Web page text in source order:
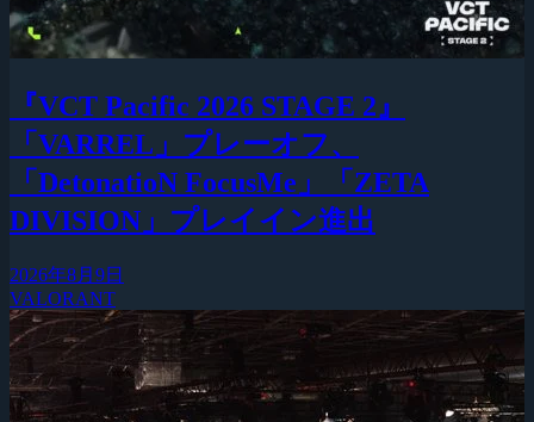
『VCT Pacific 2026 STAGE 2』
「VARREL」プレーオフ、
「DetonatioN FocusMe」「ZETA
DIVISION」プレイイン進出
2026年8月9日
VALORANT